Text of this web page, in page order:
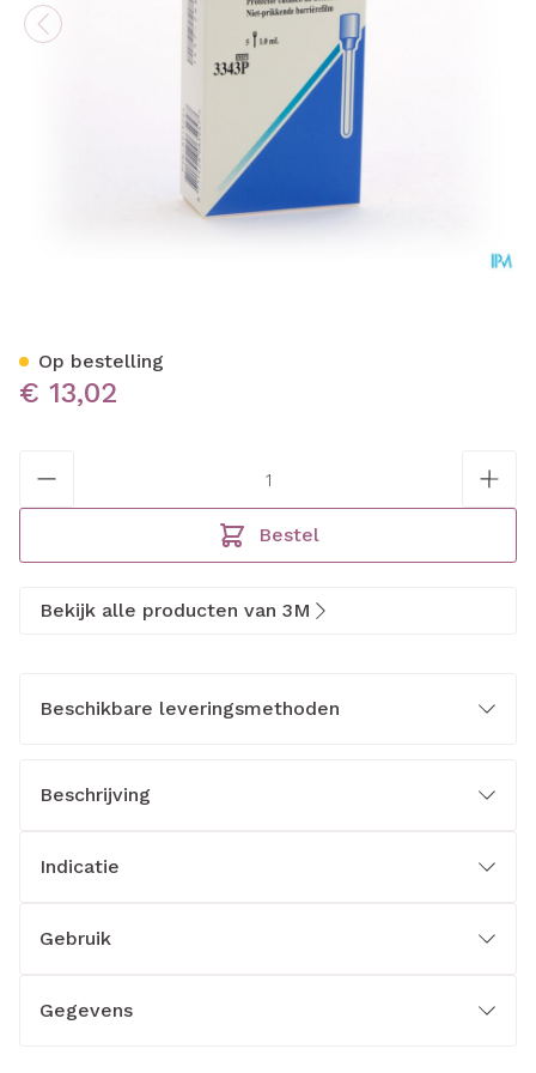
€ 13,02
Bestel
Op bestelling
Bekijk alle producten van 3M
Beschikbare leveringsmethoden
Beschrijving
Indicatie
Gebruik
Gegevens